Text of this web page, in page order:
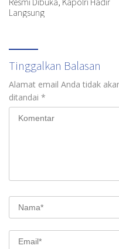
Langsung
Tinggalkan Balasan
Alamat email Anda tidak
ditandai *